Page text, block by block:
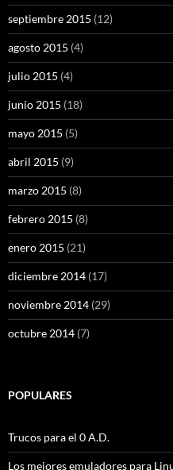
septiembre 2015 (12)
agosto 2015 (4)
julio 2015 (4)
junio 2015 (18)
mayo 2015 (5)
abril 2015 (9)
marzo 2015 (8)
febrero 2015 (8)
enero 2015 (21)
diciembre 2014 (17)
noviembre 2014 (29)
octubre 2014 (7)
POPULARES
Trucos para el 0 A.D.
Los mejores emuladores para